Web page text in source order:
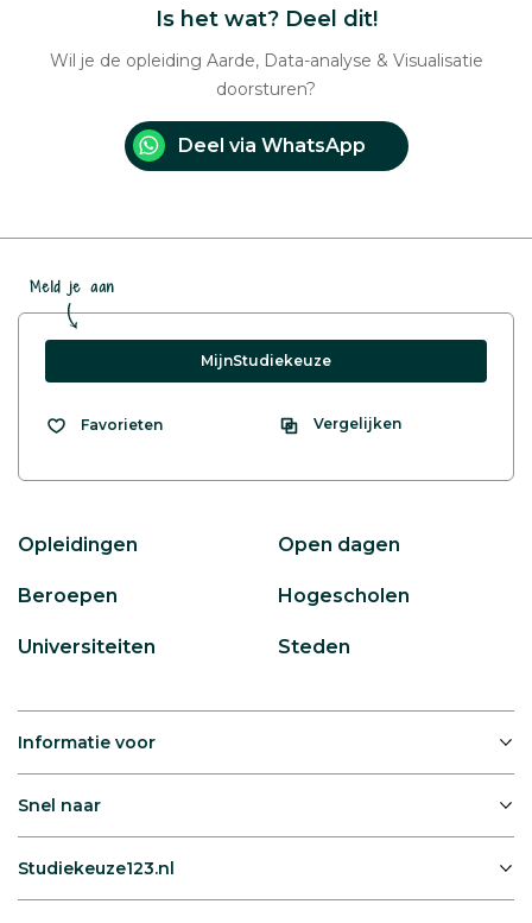
Is het wat? Deel dit!
Wil je de opleiding Aarde, Data-analyse & Visualisatie
doorsturen?
Deel via WhatsApp
Meld je aan
MijnStudiekeuze
Favorieten Vergelijken
Opleidingen Open dagen
Beroepen Hogescholen
Universiteiten Steden
Informatie voor
Snel naar
Studiekeuze123.nl